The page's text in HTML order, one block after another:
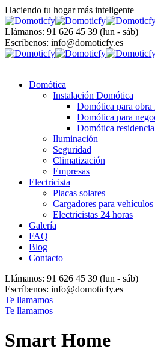
Haciendo tu hogar más inteligente
Llámanos: 91 626 45 39 (lun - sáb)
Escríbenos: info@domoticfy.es
Domótica
Instalación Domótica
Domótica para obra
Domótica para
Domótica
Iluminación
Seguridad
Climatización
Empresas
Electricista
Placas solares
Cargadores para
Electricistas 24 horas
Galería
FAQ
Blog
Contacto
Llámanos: 91 626 45 39 (lun - sáb)
Escríbenos: info@domoticfy.es
Te llamamos
Te llamamos
Smart Home